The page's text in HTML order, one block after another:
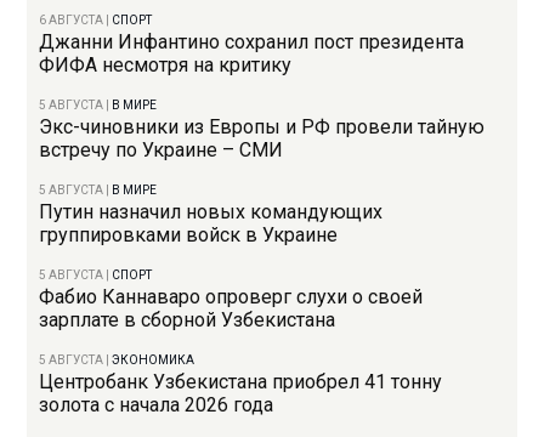
6 АВГУСТА СПОРТ
Джанни Инфантино сохранил пост президента
ФИФА несмотря на критику
5 АВГУСТА В МИРЕ
Экс-чиновники из Европы и РФ провели тайную
встречу по Украине – СМИ
5 АВГУСТА В МИРЕ
Путин назначил новых командующих
группировками войск в Украине
5 АВГУСТА СПОРТ
Фабио Каннаваро опроверг слухи о своей
зарплате в сборной Узбекистана
5 АВГУСТА |ЭКОНОМИКА
Центробанк Узбекистана приобрел 41 тонну
золота с начала 2026 года